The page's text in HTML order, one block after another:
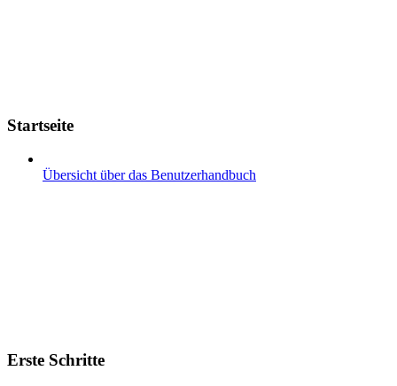
Startseite
Übersicht über das Benutzerhandbuch
Erste Schritte